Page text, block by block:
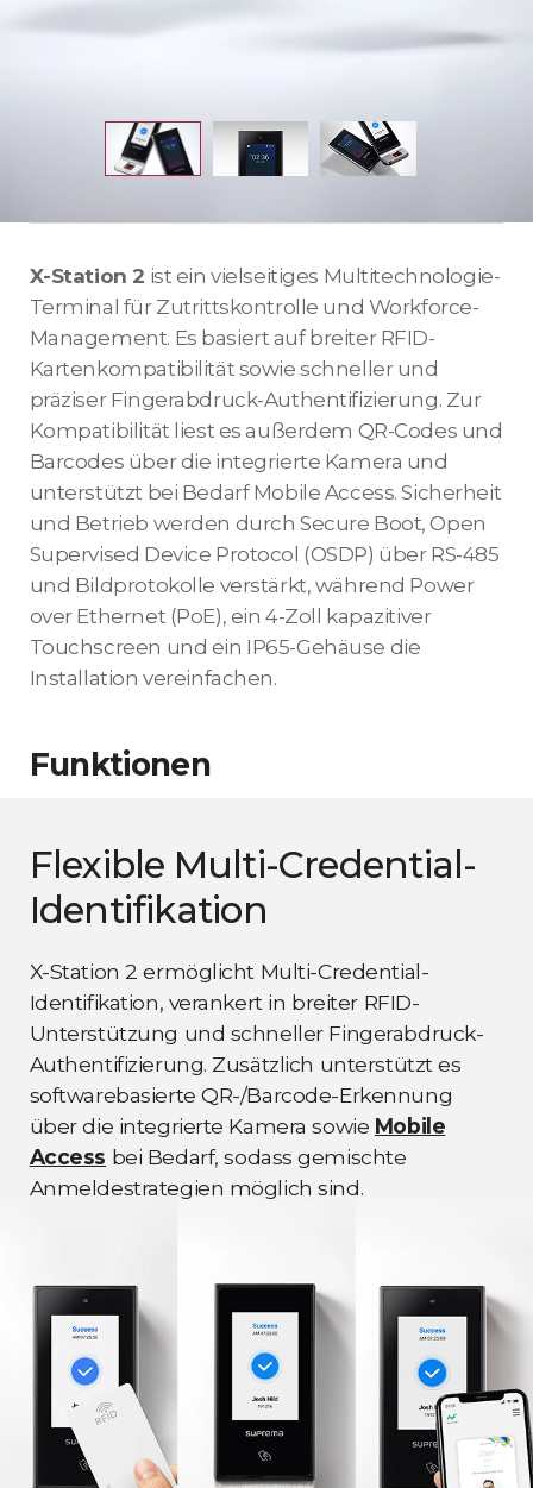
X-Station 2 ist ein vielseitiges Multitechnologie-
Terminal für Zutrittskontrolle und Workforce-
Management. Es basiert auf breiter RFID-
Kartenkompatibilität sowie schneller und
präziser Fingerabdruck-Authentifizierung. Zur
Kompatibilität liest es außerdem QR-Codes und
Barcodes über die integrierte Kamera und
unterstützt bei Bedarf Mobile Access. Sicherheit
und Betrieb werden durch Secure Boot, Open
Supervised Device Protocol (OSDP) über RS-485
und Bildprotokolle verstärkt, während Power
over Ethernet (PoE), ein 4-Zoll kapazitiver
Touchscreen und ein IP65-Gehäuse die
Installation vereinfachen.
Funktionen
Flexible Multi-Credential-
Identifikation
X-Station 2 ermöglicht Multi-Credential-
Identifikation, verankert in breiter RFID-
Unterstützung und schneller Fingerabdruck-
Authentifizierung. Zusätzlich unterstützt es
softwarebasierte QR-/Barcode-Erkennung
über die integrierte Kamera sowie Mobile
Access bei Bedarf, sodass gemischte
Anmeldestrategien möglich sind.